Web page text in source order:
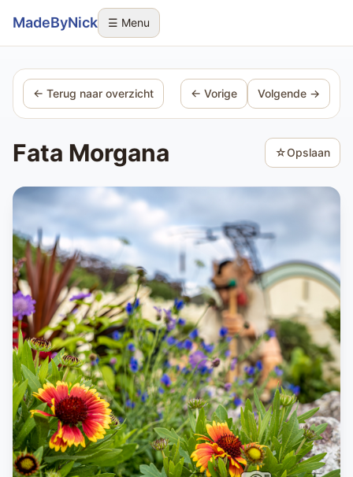
Sla navigatie over
MadeByNick ☰ Menu
← Terug naar overzicht ← Vorige Volgende →
Fata Morgana ☆Opslaan